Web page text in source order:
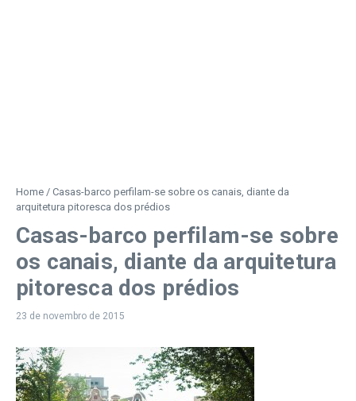
Home / Casas-barco perfilam-se sobre os canais, diante da
arquitetura pitoresca dos prédios
Casas-barco perfilam-se sobre
os canais, diante da arquitetura
pitoresca dos prédios
23 de novembro de 2015